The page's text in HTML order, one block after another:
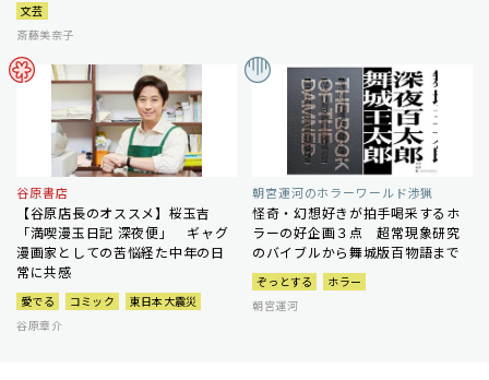
文芸
斎藤美奈子
谷原書店
【谷原店長のオススメ】桜玉吉
「満喫漫玉日記 深夜便」 ギャグ
漫画家としての苦悩経た中年の日
常に共感
愛でる コミック
東日本大震災
谷原章介
朝宮運河のホラーワールド渉猟
怪奇・幻想好きが拍手喝采するホ
ラーの好企画３点 超常現象研究
のバイブルから舞城版百物語まで
ぞっとする
ホラー
朝宮運河